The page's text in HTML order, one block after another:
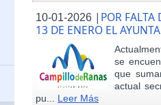
10-01-2026 | POR FALTA
13 DE ENERO EL
se
que
actual
pu... Leer Más